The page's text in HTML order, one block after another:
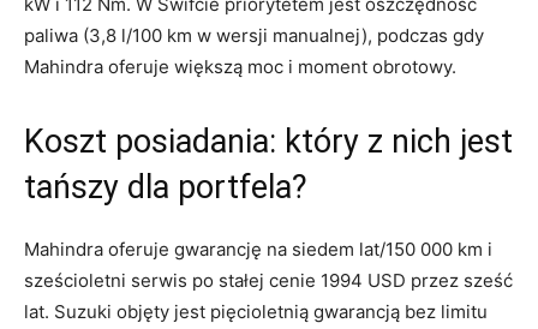
paliwa (3,8 l/100 km w wersji manualnej), podczas gdy
Mahindra oferuje większą moc i moment obrotowy.
Koszt posiadania: który z nich jest
tańszy dla portfela?
Mahindra oferuje gwarancję na siedem lat/150 000 km i
sześcioletni serwis po stałej cenie 1994 USD przez sześć
lat. Suzuki objęty jest pięcioletnią gwarancją bez limitu